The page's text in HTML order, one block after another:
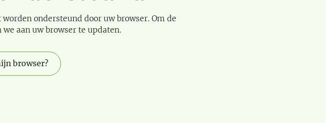
ondersteund door uw browser. Om de
aan uw browser te updaten.
browser?